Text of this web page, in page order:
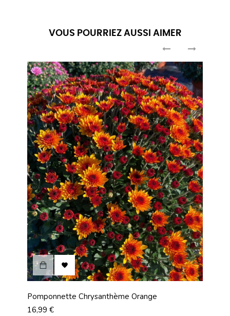
VOUS POURRIEZ AUSSI AIMER

Pomponnette Chrysanthème Orange
Prix
16,99 €
‹